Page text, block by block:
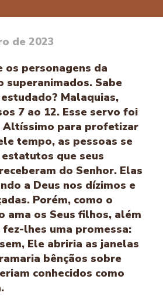
de 2023
os personagens da
superanimados. Sabe
Malaquias,
7 ao 12. Esse servo foi
Altíssimo para profetizar
tempo, as pessoas se
que seus
do Senhor. Elas
a Deus nos dízimos e
Porém, como o
ama os Seus filhos, além
lhes uma promessa:
Ele abriria as janelas
bênçãos sobre
conhecidos como